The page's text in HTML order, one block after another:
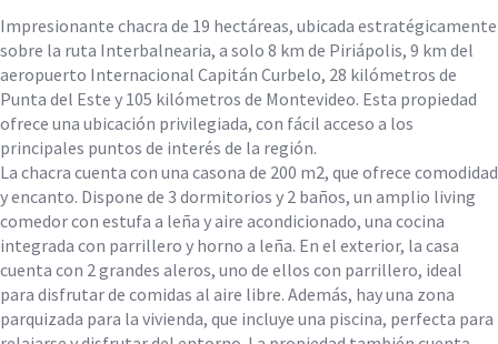
Impresionante chacra de 19 hectáreas, ubicada estratégicamente
sobre la ruta Interbalnearia, a solo 8 km de Piriápolis, 9 km del
aeropuerto Internacional Capitán Curbelo, 28 kilómetros de
Punta del Este y 105 kilómetros de Montevideo. Esta propiedad
ofrece una ubicación privilegiada, con fácil acceso a los
principales puntos de interés de la región.
La chacra cuenta con una casona de 200 m2, que ofrece comodidad
y encanto. Dispone de 3 dormitorios y 2 baños, un amplio living
comedor con estufa a leña y aire acondicionado, una cocina
integrada con parrillero y horno a leña. En el exterior, la casa
cuenta con 2 grandes aleros, uno de ellos con parrillero, ideal
para disfrutar de comidas al aire libre. Además, hay una zona
parquizada para la vivienda, que incluye una piscina, perfecta para